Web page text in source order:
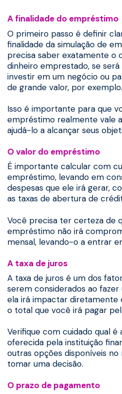
A finalidade do empréstimo
O primeiro passo é definir
finalidade da simulação de
precisa saber exatamente o
dinheiro emprestado, se
investir em um negócio ou
de grande valor, por exemplo.
Isso é importante para que
empréstimo realmente vale
ajudá-lo a alcançar seus
O valor do empréstimo
É importante calcular com
empréstimo, levando em
despesas que ele irá gerar,
as taxas de abertura de
Você precisa ter certeza de
empréstimo não irá
mensal, levando-o a entrar
A taxa de juros
A taxa de juros é um dos
serem considerados ao
ela irá impactar diretamente
o total que você irá pagar
Verifique com cuidado qual é
oferecida pela instituição
outras opções disponíveis
tomar uma decisão.
O prazo de pagamento